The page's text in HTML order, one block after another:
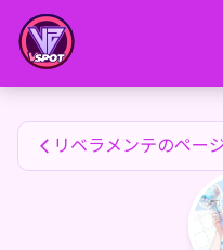
リベラメンテのファンアイ
リベラメンテのペー
リベラメンテのファンアイ